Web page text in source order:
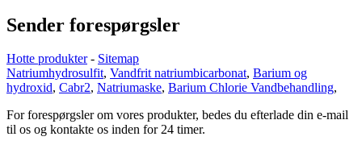
Sender forespørgsler
Hotte produkter- Sitemap
Natriumhydrosulfit, Vandfrit natriumbicarbonat, Barium og
hydroxid, Cabr2, Natriumaske, Barium Chlorie Vandbehandling,
For forespørgsler om vores produkter, bedes du efterlade din e-mail
til os og kontakte os inden for 24 timer.